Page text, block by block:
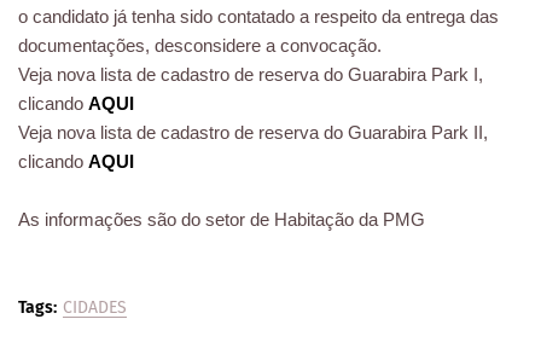
o candidato já tenha sido contatado a respeito da entrega das
documentações, desconsidere a convocação.
Veja nova lista de cadastro de reserva do Guarabira Park I,
clicando AQUI
Veja nova lista de cadastro de reserva do Guarabira Park II,
clicando AQUI
As informações são do setor de Habitação da PMG
Tags: CIDADES